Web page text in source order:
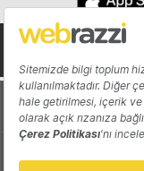
Hakkında
Katkıda Bulun